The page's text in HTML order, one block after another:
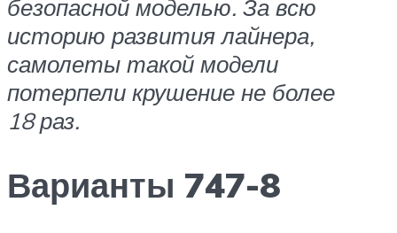
безопасной моделью. За всю
историю развития лайнера,
самолеты такой модели
потерпели крушение не более
18 раз.
Варианты 747-8